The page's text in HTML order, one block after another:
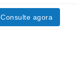
Consulte agora